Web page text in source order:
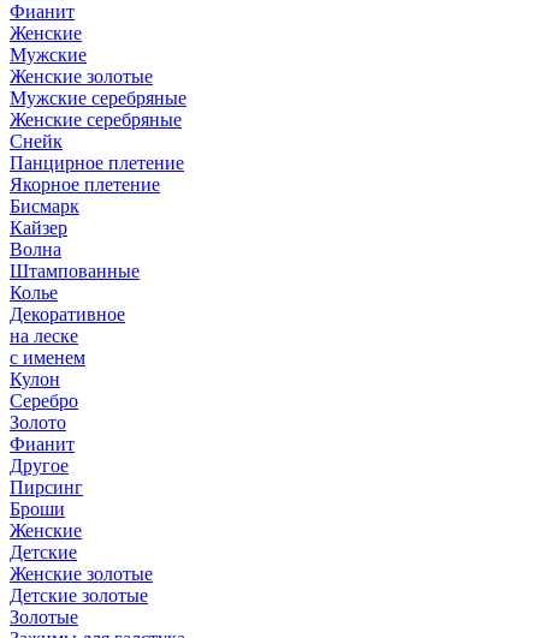
Фианит
Женские
Мужские
Женские золотые
Мужские серебряные
Женские серебряные
Снейк
Панцирное плетение
Якорное плетение
Бисмарк
Кайзер
Волна
Штампованные
Колье
Декоративное
на леске
с именем
Кулон
Серебро
Золото
Фианит
Другое
Пирсинг
Броши
Женские
Детские
Женские золотые
Детские золотые
Золотые